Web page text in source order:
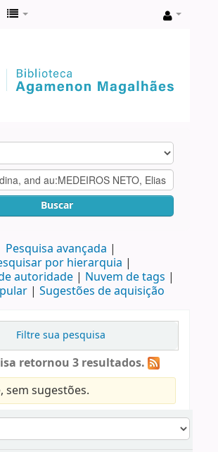
Buscar
Pesquisa avançada
por hierarquia
autoridade
Nuvem de tags
Sugestões de aquisição
Filtre sua pesquisa
retornou 3 resultados.
sem sugestões.